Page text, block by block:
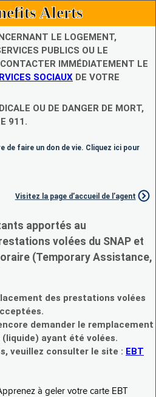
Alerts
LE LOGEMENT,
PUBLICS OU LE
IMMÉDIATEMENT LE
SOCIAUX DE VOTRE
OU DE DANGER DE MORT,
911.
de faire un don de vie. Cliquez ici pour
Visitez la page d’accueil de l’agent
apportés au
volées du SNAP et
(Temporary Assistance,
des prestations volées
demander le remplacement
ayant été volées.
veuillez consulter le site : EBT
à geler votre carte EBT